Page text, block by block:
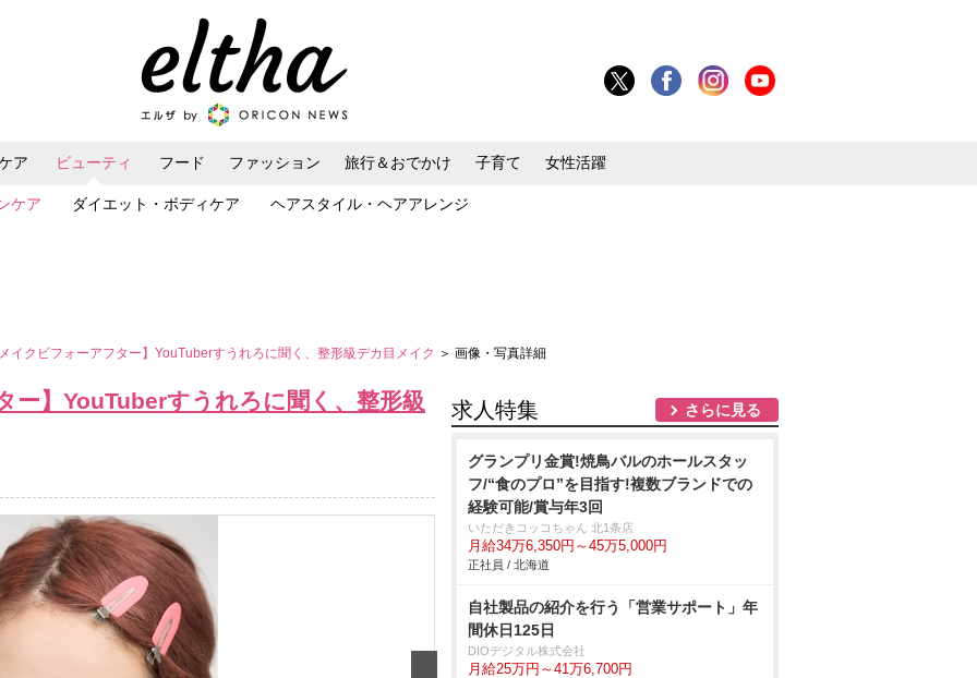
ア ビューティ
ケア ダイエット・ボディケア ヘアスタイル・ヘアアレンジ
フード ファッション 旅行＆おでかけ 子育て 女性活躍
イクビフォーアフター】YouTuberすうれろに聞く、整形級デカ目メイク ＞ 画像・写真詳細
ー】YouTuberすうれろに聞く、整形級 求人特集 さらに見る
グランプリ金賞!焼鳥バルのホールスタッ
フ/“食のプロ”を目指す!複数ブランドでの
経験可能/賞与年3回
いただきコッコちゃん 北1条店
月給34万6,350円～45万5,000円
正社員 / 北海道
自社製品の紹介を行う「営業サポート」年
間休日125日
DIOデジタル株式会社
月給25万円～41万6,700円